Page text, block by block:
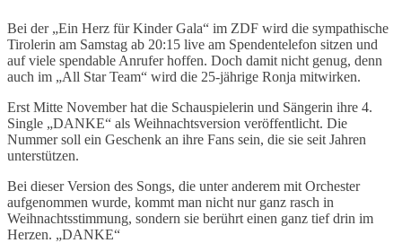
Bei der „Ein Herz für Kinder Gala“ im ZDF wird die sympathische
Tirolerin am Samstag ab 20:15 live am Spendentelefon sitzen und
auf viele spendable Anrufer hoffen. Doch damit nicht genug, denn
auch im „All Star Team“ wird die 25-jährige Ronja mitwirken.
Erst Mitte November hat die Schauspielerin und Sängerin ihre 4.
Single „DANKE“ als Weihnachtsversion veröffentlicht. Die
Nummer soll ein Geschenk an ihre Fans sein, die sie seit Jahren
unterstützen.
Bei dieser Version des Songs, die unter anderem mit Orchester
aufgenommen wurde, kommt man nicht nur ganz rasch in
Weihnachtsstimmung, sondern sie berührt einen ganz tief drin im
Herzen. „DANKE“